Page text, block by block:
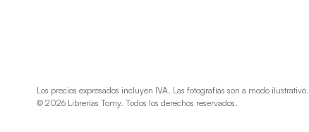
Los precios expresados incluyen IVA. Las fotografías son a modo ilustrativo.
© 2026 Librerías Tomy. Todos los derechos reservados.